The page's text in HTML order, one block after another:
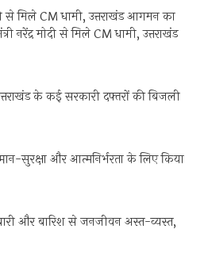
से मिले CM धामी, उत्तराखंड आगमन का
नरेंद्र मोदी से मिले CM धामी, उत्तराखंड
के कई सरकारी दफ्तरों की बिजली
सुरक्षा और आत्मनिर्भरता के लिए किया
और बारिश से जनजीवन अस्त-व्यस्त,